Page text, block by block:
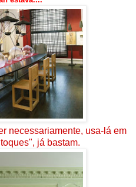
necessariamente, usa-lá em
já bastam.